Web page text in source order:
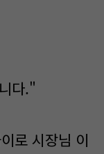
다."
로 시장님 이